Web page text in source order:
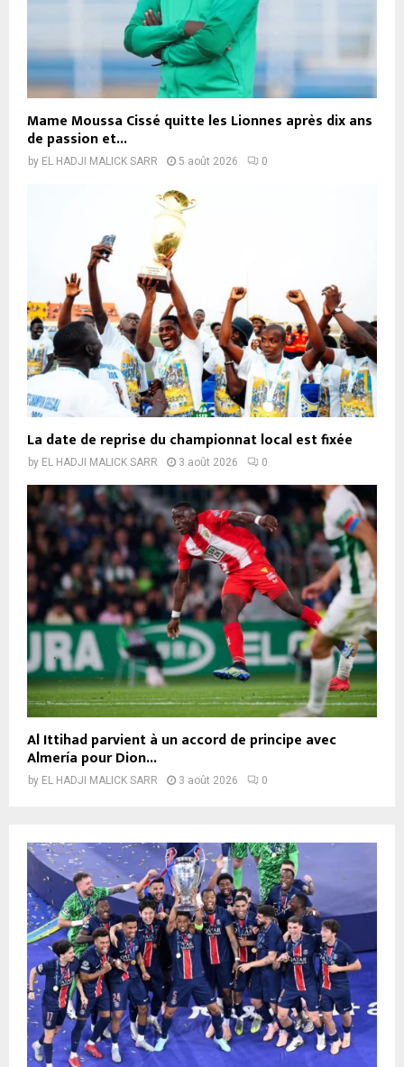
Mame Moussa Cissé quitte les Lionnes après dix ans
de passion et...
by EL HADJI MALICK SARR 5 août 2026 0
La date de reprise du championnat local est fixée
by EL HADJI MALICK SARR 3 août 2026 0
Al Ittihad parvient à un accord de principe avec
Almería pour Dion...
by EL HADJI MALICK SARR 3 août 2026 0